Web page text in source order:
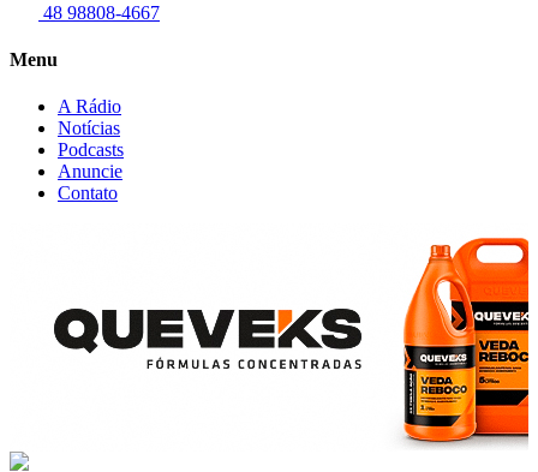
48 98808-4667
Menu
A Rádio
Notícias
Podcasts
Anuncie
Contato